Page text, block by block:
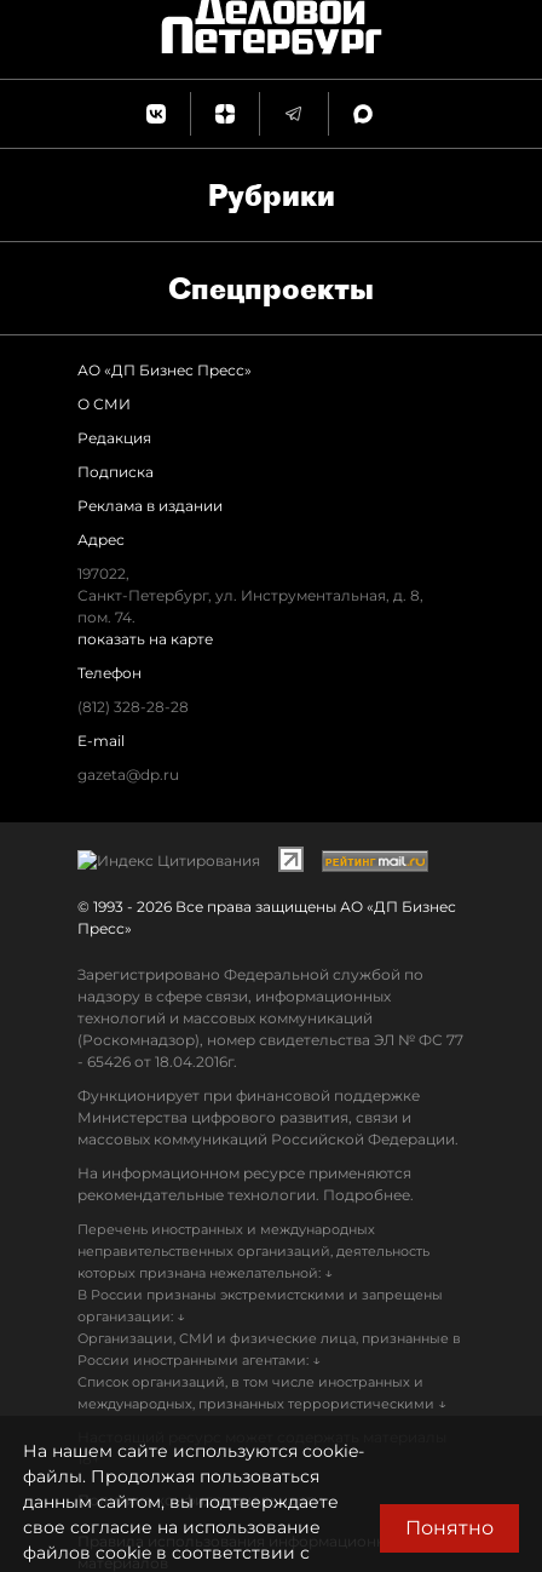
Рубрики
Спец­проекты
АО «ДП Бизнес Пресс»
О СМИ
Редакция
Подписка
Реклама в издании
Адрес
197022,
Санкт-Петербург, ул. Инструментальная, д. 8,
пом. 74.
показать на карте
Телефон
(812) 328-28-28
E-mail
gazeta@dp.ru
© 1993 - 2026 Все права защищены АО «ДП Бизнес
Пресс»
Зарегистрировано Федеральной службой по
надзору в сфере связи, информационных
технологий и массовых коммуникаций
(Роскомнадзор), номер свидетельства ЭЛ № ФС 77
- 65426 от 18.04.2016г.
Функционирует при финансовой поддержке
Министерства цифрового развития, связи и
массовых коммуникаций Российской Федерации.
На информационном ресурсе применяются
рекомендательные технологии. Подробнее.
Перечень иностранных и международных
неправительственных организаций, деятельность
которых признана нежелательной: ↓
В России признаны экстремистскими и запрещены
организации: ↓
Организации, СМИ и физические лица, признанные в
России иностранными агентами: ↓
Список организаций, в том числе иностранных и
международных, признанных террористическими ↓
18+
Политика конфиденциальности
Правила использования информационных
материалов
На нашем сайте используются cookie-
файлы. Продолжая пользоваться
данным сайтом, вы подтверждаете
свое согласие на использование
файлов cookie в соответствии с
Понятно